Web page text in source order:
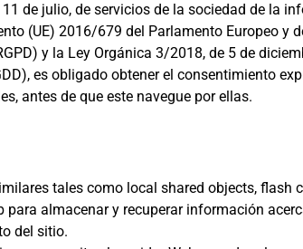
de julio, de servicios de la sociedad de la
(UE) 2016/679 del Parlamento Europeo y
y la Ley Orgánica 3/2018, de 5 de
es obligado obtener el consentimiento
antes de que este navegue por ellas.
tales como local shared objects, flash
para almacenar y recuperar información
del sitio.